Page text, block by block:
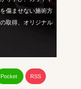
傷ませない施術方
取得、オリジナル
Pocket RSS